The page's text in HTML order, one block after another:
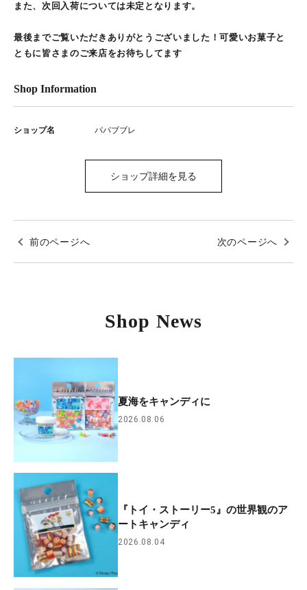
また、次回入荷については未定となります。
最後までご覧いただきありがとうございました！可愛いお菓子と
ともに皆さまのご来店をお待ちしてます
Shop Information
ショップ名 パパブブレ
ショップ詳細を見る
前のページへ 次のページへ
Shop News
夏海をキャンディに
2026.08.06
『トイ・ストーリー5』の世界観のア
ートキャンディ
2026.08.04